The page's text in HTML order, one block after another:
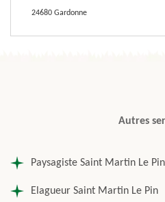
24680 Gardonne
Autres
Paysagiste Saint Martin Le Pin
Elagueur Saint Martin Le Pin